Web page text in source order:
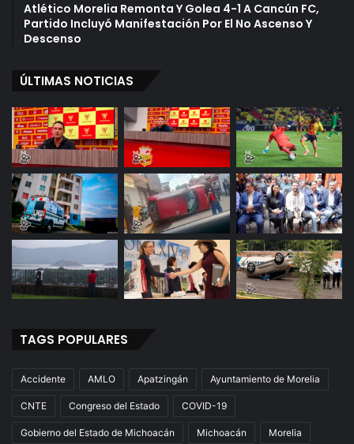
Atlético Morelia Remonta Y Golea 4-1 A Cancún FC,
Partido Incluyó Manifestación Por El No Ascenso Y
Descenso
ÚLTIMAS NOTICIAS
TAGS POPULARES
Accidente AMLO Apatzingán Ayuntamiento de Morelia
CNTE Congreso del Estado COVID-19
Gobierno del Estado de Michoacán Michoacán Morelia